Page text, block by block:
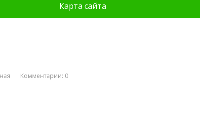
Карта сайта
Комментарии: 0